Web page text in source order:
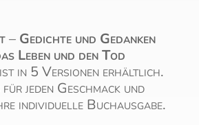
– Gedichte und Gedanken
Leben und den Tod
in 5 Versionen erhältlich.
jeden Geschmack und
individuelle Buchausgabe.